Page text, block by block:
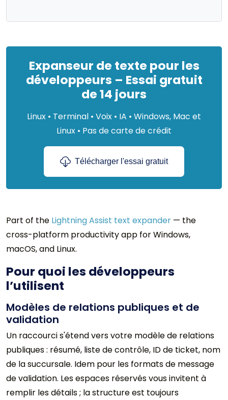
Expanseur de texte pour les
développeurs – Essai gratuit
de 14 jours
Linux • Terminal • Voix • IA • Windows, Mac et
Linux • Pas de carte de crédit
Télécharger l'essai gratuit
Part of the Lightning Assist text expander — the
cross-platform productivity app for Windows,
macOS, and Linux.
Pour quoi les développeurs
l’utilisent
Modèles de relations publiques et de
validation
Un raccourci s'étend vers votre modèle de relations
publiques : résumé, liste de contrôle, ID de ticket, nom
de la succursale. Idem pour les formats de message
de validation. Les espaces réservés vous invitent à
remplir les détails ; la structure est toujours